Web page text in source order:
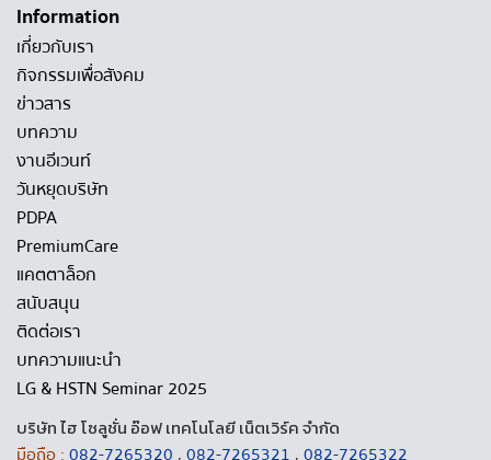
Information
เกี่ยวกับเรา
กิจกรรมเพื่อสังคม
ข่าวสาร
บทความ
งานอีเวนท์
วันหยุดบริษัท
PDPA
PremiumCare
แคตตาล็อก
สนับสนุน
ติดต่อเรา
บทความแนะนำ
LG & HSTN Seminar 2025
บริษัท ไฮ โซลูชั่น อ๊อฟ เทคโนโลยี เน็ตเวิร์ค จำกัด
มือถือ : 082-7265320 , 082-7265321 , 082-7265322